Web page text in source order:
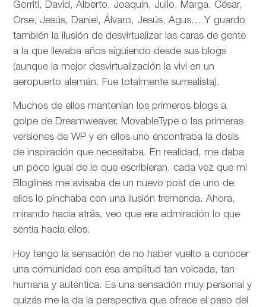
Gorriti, David, Alberto, Joaquín, Julio, Marga, César,
Orse, Jesús, Daniel, Álvaro, Jesús, Agus… Y guardo
también la ilusión de desvirtualizar las caras de gente
a la que llevaba años siguiendo desde sus blogs
(aunque la mejor desvirtualización la vivi en un
aeropuerto alemán. Fue totalmente surrealista).
Muchos de ellos mantenían los primeros blogs a
golpe de Dreamweaver, MovableType o las primeras
versiones de WP y en ellos uno encontraba la dosis
de inspiración que necesitaba. En realidad, me daba
un poco igual de lo que escribieran, cada vez que mi
Bloglines me avisaba de un nuevo post de uno de
ellos lo pinchaba con una ilusión tremenda. Ahora,
mirando hacia atrás, veo que era admiración lo que
sentía hacia ellos.
Hoy tengo la sensación de no haber vuelto a conocer
una comunidad con esa amplitud tan volcada, tan
humana y auténtica. Es una sensación muy personal y
quizás me la da la perspectiva que ofrece el paso del